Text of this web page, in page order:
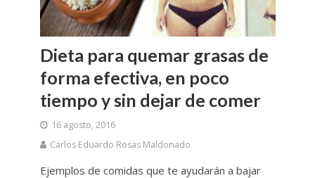
Dieta para quemar grasas de
forma efectiva, en poco
tiempo y sin dejar de comer
16 agosto, 2016
Carlos Eduardo Rosas Maldonado
Ejemplos de comidas que te ayudarán a bajar